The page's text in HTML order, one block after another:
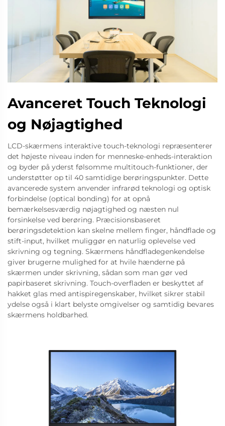
Avanceret Touch Teknologi
og Nøjagtighed
LCD-skærmens interaktive touch-teknologi repræsenterer
det højeste niveau inden for menneske-enheds-interaktion
og byder på yderst følsomme multitouch-funktioner, der
understøtter op til 40 samtidige berøringspunkter. Dette
avancerede system anvender infrarød teknologi og optisk
forbindelse (optical bonding) for at opnå
bemærkelsesværdig nøjagtighed og næsten nul
forsinkelse ved berøring. Præcisionsbaseret
berøringsdetektion kan skelne mellem finger, håndflade og
stift-input, hvilket muliggør en naturlig oplevelse ved
skrivning og tegning. Skærmens håndfladegenkendelse
giver brugerne mulighed for at hvile hænderne på
skærmen under skrivning, sådan som man gør ved
papirbaseret skrivning. Touch-overfladen er beskyttet af
hakket glas med antispiregenskaber, hvilket sikrer stabil
ydelse også i klart belyste omgivelser og samtidig bevares
skærmens holdbarhed.